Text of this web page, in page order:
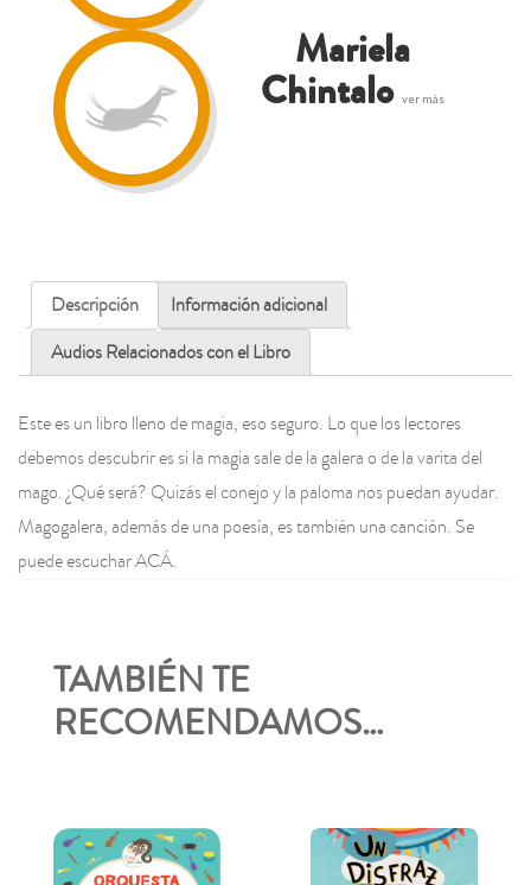
Mariela
Chintalo ver más
Descripción
Información adicional
Audios Relacionados con el Libro
Este es un libro lleno de magia, eso seguro. Lo que los lectores
debemos descubrir es si la magia sale de la galera o de la varita del
mago. ¿Qué será? Quizás el conejo y la paloma nos puedan ayudar.
Magogalera, además de una poesía, es también una canción. Se
puede escuchar ACÁ.
TAMBIÉN TE
RECOMENDAMOS…